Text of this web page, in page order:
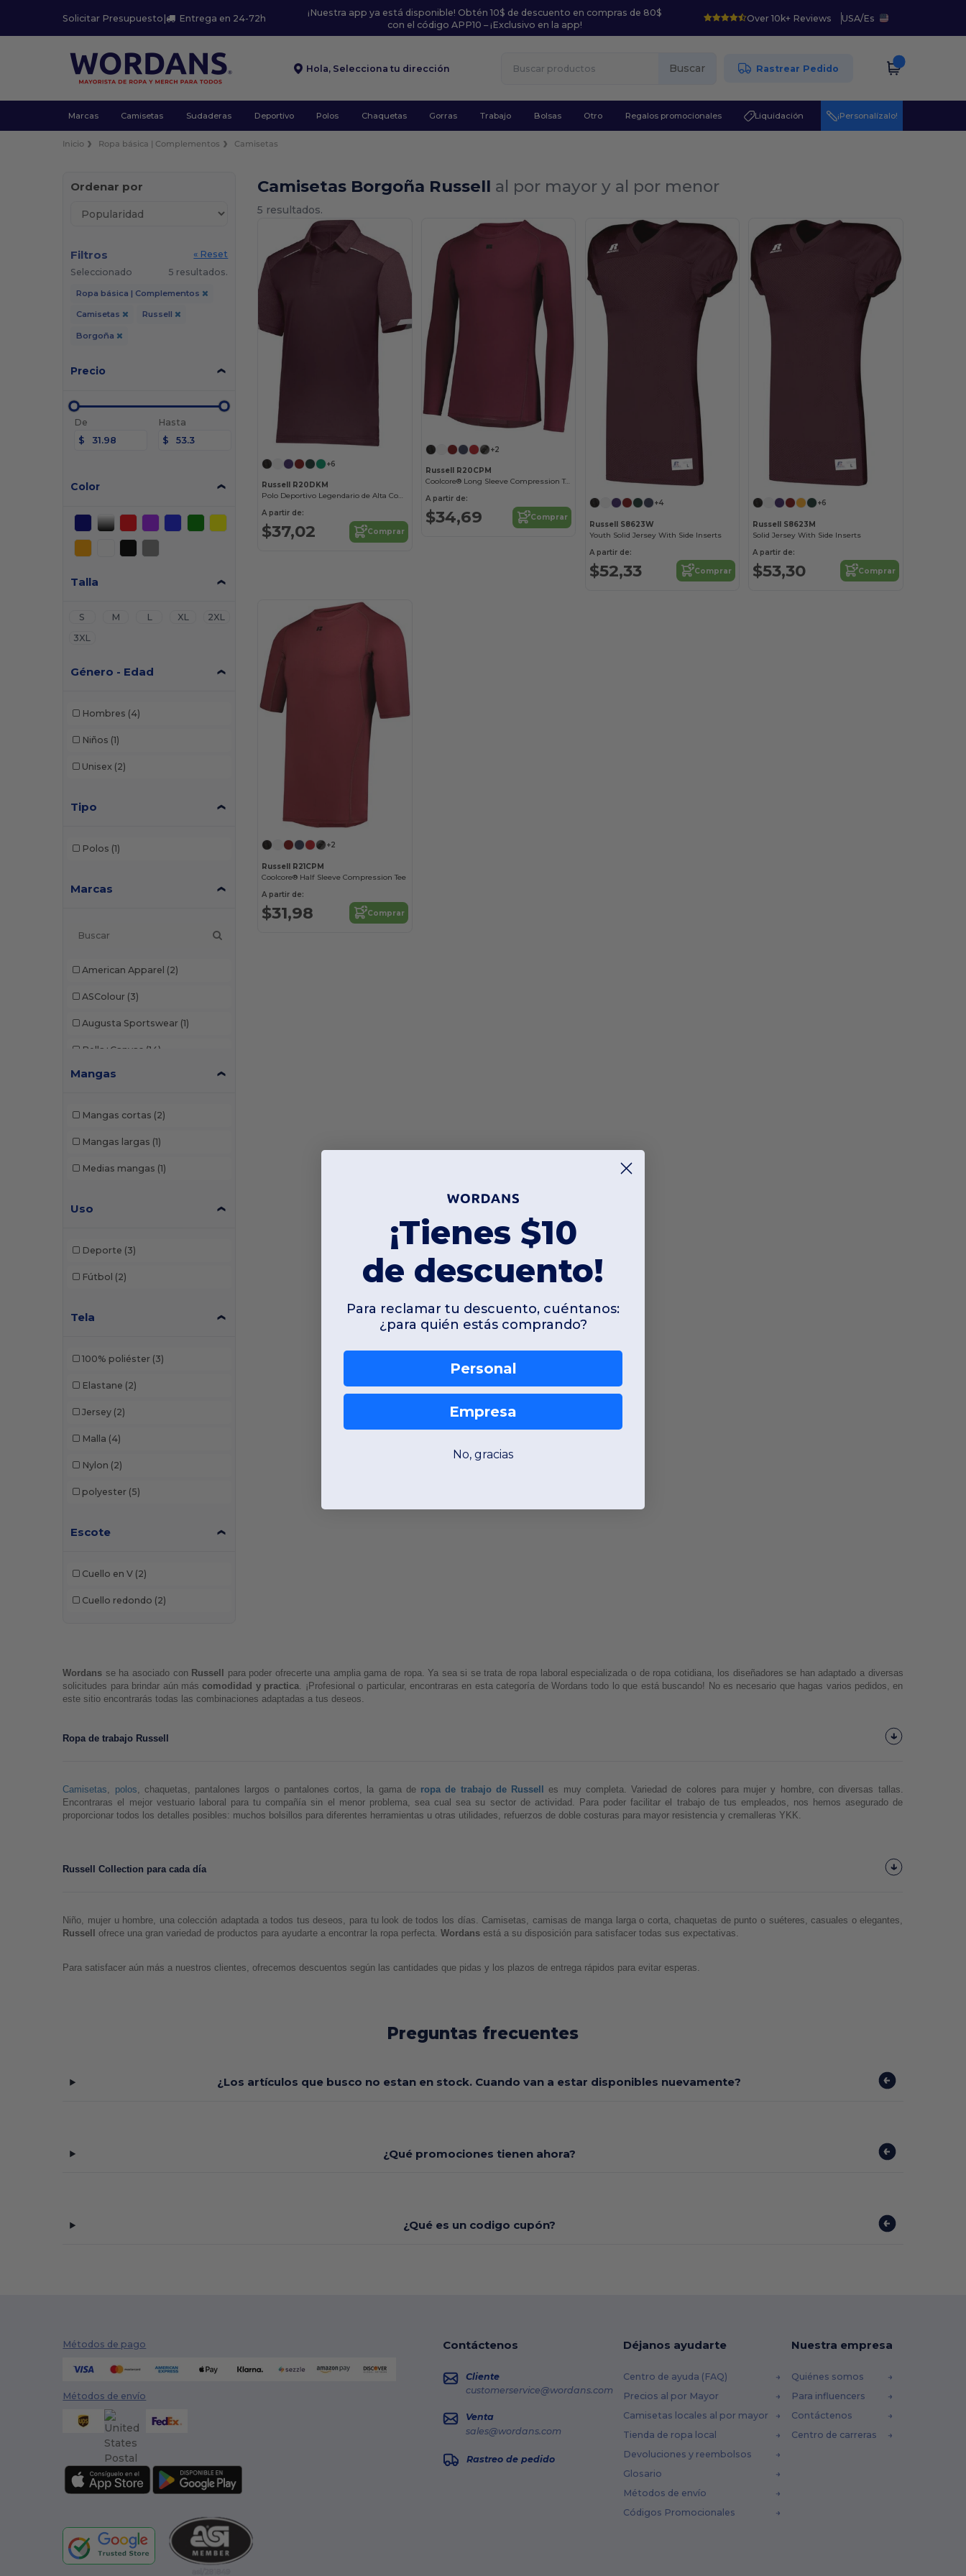
Solicitar Presupuesto | Entrega en 24-72h
¡Nuestra app ya está disponible! Obtén 10$ de descuento en compras de 80$
con el código APP10 – ¡Exclusivo en la app!
Over 10k+ Reviews USA/Es
Hola, Selecciona tu dirección Buscar Rastrear Pedido
Marcas Camisetas Sudaderas Deportivo Polos Chaquetas Gorras Trabajo Bolsas Otro Regalos promocionales Liquidación ¡Personalízalo!
Inicio Ropa básica | Complementos Camisetas
Ordenar por
Filtros
« Reset
Seleccionado
5 resultados.
Ropa básica | Complementos
Camisetas Russell
Borgoña
Precio
De
$
Hasta
$
Color
Talla
S M L XL
2XL
3XL
Género - Edad
Hombres (4)
Niños (1)
Unisex (2)
Tipo
Polos (1)
Marcas
American Apparel (2)
ASColour (3)
Augusta Sportswear (1)
Bella+Canvas (14)
C2 Sport
Devon & Jones
Jerzees
Threadfast
Mangas
Mangas cortas (2)
Mangas largas (1)
Medias mangas (1)
Uso
Deporte (3)
Fútbol (2)
Tela
100% poliéster (3)
Elastane (2)
Jersey (2)
Malla (4)
Nylon (2)
polyester (5)
Escote
Cuello en V (2)
Cuello redondo (2)
Camisetas Borgoña Russell al por mayor y al por menor
5 resultados.
+6
Russell R20DKM
Polo Deportivo Legendario de Alta Comodidad
A partir de:
$37,02 Comprar
+2
Russell R20CPM
Coolcore® Long Sleeve Compression Tee
A partir de:
$34,69 Comprar
+4
Russell S8623W
Youth Solid Jersey With Side Inserts
A partir de:
$52,33 Comprar
+6
Russell S8623M
Solid Jersey With Side Inserts
A partir de:
$53,30 Comprar
+2
Russell R21CPM
Coolcore® Half Sleeve Compression Tee
A partir de:
$31,98 Comprar
Wordans se ha asociado con Russell para poder ofrecerte una amplia gama de ropa. Ya sea si se trata de ropa laboral especializada o de ropa cotidiana, los diseñadores se han adaptado a diversas
solicitudes para brindar aún más comodidad y practica . ¡Profesional o particular, encontraras en esta categoría de Wordans todo lo que está buscando! No es necesario que hagas varios pedidos, en
este sitio encontrarás todas las combinaciones adaptadas a tus deseos.
Ropa de trabajo Russell
Camisetas polos , chaquetas, pantalones largos o pantalones cortos, la gama de ropa de trabajo de Russell
es muy completa. Variedad de colores para mujer y hombre, con diversas tallas.
Encontraras el mejor vestuario laboral para tu compañía sin el menor problema, sea cual sea su sector de actividad. Para poder facilitar el trabajo de tus empleados, nos hemos asegurado de
proporcionar todos los detalles posibles: muchos bolsillos para diferentes herramientas u otras utilidades, refuerzos de doble costuras para mayor resistencia y cremalleras YKK.
Russell Collection para cada día
Russell ofrece una gran variedad de productos para ayudarte a encontrar la ropa perfecta. Wordans está a su disposición para satisfacer todas sus expectativas.
Para satisfacer aún más a nuestros clientes, ofrecemos descuentos según las cantidades que pidas y los plazos de entrega rápidos para evitar esperas.
Preguntas frecuentes
¿Los artículos que busco no estan en stock. Cuando van a estar disponibles nuevamente?
¿Qué promociones tienen ahora?
¿Qué es un codigo cupón?
Métodos de pago
Métodos de envío
Contáctenos
Cliente
customerservice@wordans.com
Venta
sales@wordans.com
Rastreo de pedido
Déjanos ayudarte
Centro de ayuda (FAQ)
Precios al por Mayor
Camisetas locales al por mayor
Tienda de ropa local
Devoluciones y reembolsos
Glosario
Métodos de envío
Códigos Promocionales
Nuestra empresa
Quiénes somos
Para influencers
Contáctenos
Centro de carreras
¡Tienes $10
de descuento!
Para reclamar tu descuento, cuéntanos:
¿para quién estás comprando?
Personal
Empresa
No, gracias